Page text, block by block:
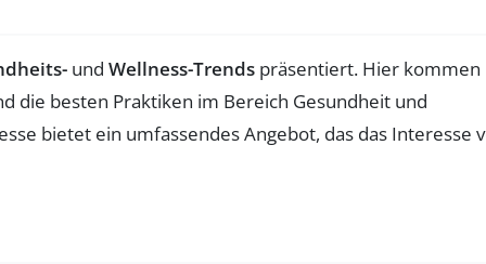
und Wellness-Trends präsentiert. Hier kommen
die besten Praktiken im Bereich Gesundheit und
bietet ein umfassendes Angebot, das das Interesse